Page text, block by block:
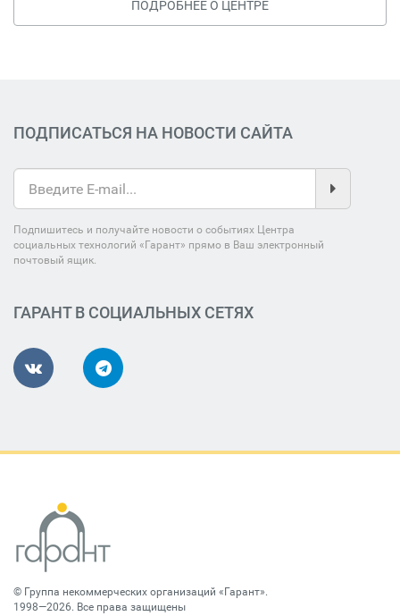
ПОДРОБНЕЕ О ЦЕНТРЕ
ПОДПИСАТЬСЯ НА НОВОСТИ САЙТА
Подпишитесь и получайте новости о событиях Центра
социальных технологий «Гарант» прямо в Ваш электронный
почтовый ящик.
ГАРАНТ В СОЦИАЛЬНЫХ СЕТЯХ
© Группа некоммерческих организаций «Гарант».
1998—2026. Все права защищены